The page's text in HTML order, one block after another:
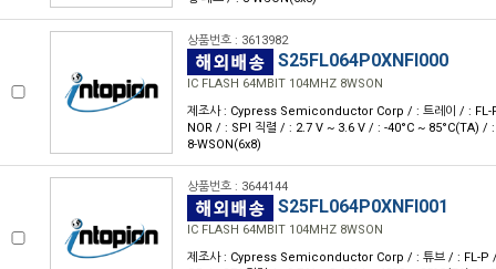
상품번호 : 3613982
S25FL064P0XNFI000
IC FLASH 64MBIT 104MHZ 8WSON
제조사 : Cypress Semiconductor Corp / : 트레이 / : FL-
NOR / : SPI 직렬 / : 2.7 V ~ 3.6 V / : -40°C ~ 85°C(TA) /
8-WSON(6x8)
상품번호 : 3644144
S25FL064P0XNFI001
IC FLASH 64MBIT 104MHZ 8WSON
제조사 : Cypress Semiconductor Corp / : 튜브 / : FL-P